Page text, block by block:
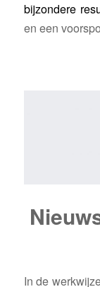
bijzondere
en een
In de